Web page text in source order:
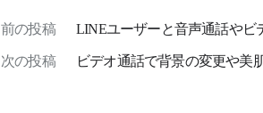
前の投稿
LINEユーザーと音声通話やビ
次の投稿
ビデオ通話で背景の変更や美